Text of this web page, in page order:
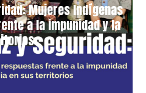
Mujeres Indígenas
a la impunidad y la